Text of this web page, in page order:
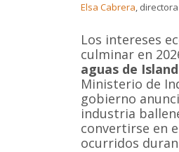
Elsa Cabrera,
Los intereses
culminar en
aguas de
Ministerio de
gobierno
industria
convertirse en
ocurridos